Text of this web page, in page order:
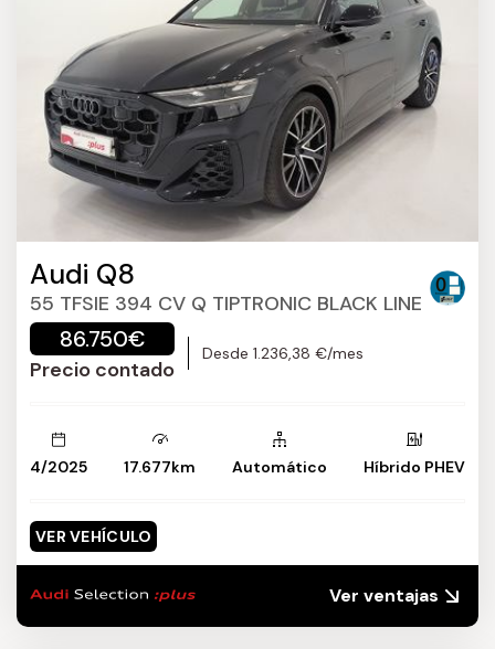
Audi Q8
55 TFSIE 394 CV Q TIPTRONIC BLACK LINE
86.750€
Precio contado
Desde 1.236,38 €/mes
4/2025 17.677km Automático Híbrido PHEV
VER VEHÍCULO
Ver ventajas